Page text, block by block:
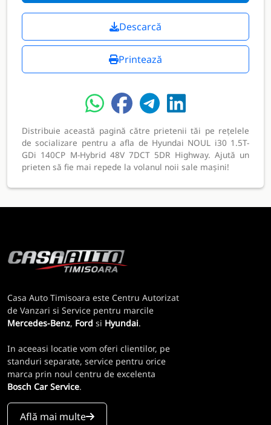
Descarcă
Printează
Distribuie această pagină către prietenii tăi pe rețelele
de socializare pentru a afla de Hyundai NOUL i30 1.5T-
GDi 140CP M-Hybrid 48V 7DCT 5DR Highway. Ajută un
prieten să fie mai repede la volanul noii sale mașini!
Casa Auto Timisoara este Centru Autorizat
de Vanzari si Service pentru marcile
Mercedes-Benz, Ford si Hyundai.
In aceeasi locatie vom oferi clientilor, pe
standuri separate, service pentru orice
marca prin noul centru de excelenta
Bosch Car Service.
Află mai multe